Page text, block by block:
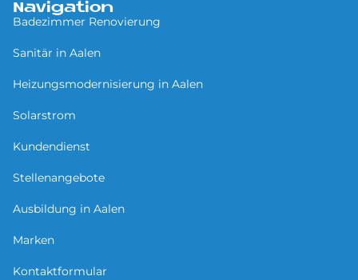
Navigation
Badezimmer Renovierung
Sa­ni­tär in Aa­len
Heizungsmodernisierung in Aalen
Solarstrom
Kundendienst
Stellenangebote
Ausbildung in Aalen
Marken
Kontaktformular